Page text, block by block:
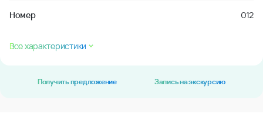
Номер 012
Все характеристики
Получить предложение Запись на экскурсию